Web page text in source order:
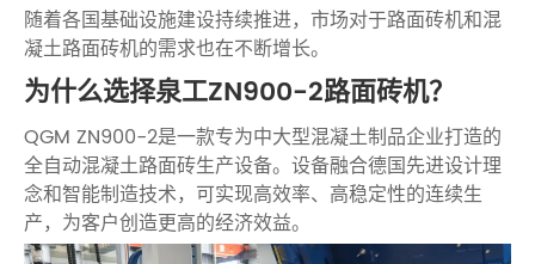
随着各国基础设施建设持续推进，市场对于路面砖机和混
凝土路面砖机的需求也在不断增长。
为什么选择泉工ZN900-2路面砖机？
QGM ZN900-2是一款专为中大型混凝土制品企业打造的
全自动混凝土路面砖生产设备。设备融合德国先进设计理
念和智能制造技术，可实现高效率、高稳定性的连续生
产，为客户创造更高的经济效益。